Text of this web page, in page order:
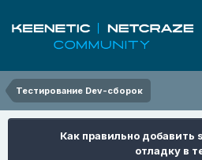
Тестирование Dev-сборок
Как правильно добавить
отладку в